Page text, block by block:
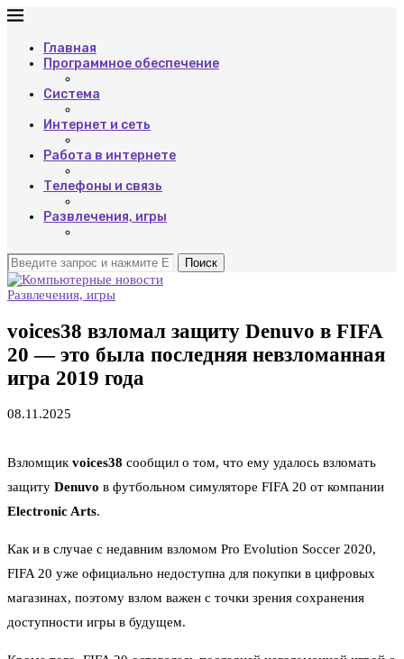
Главная
Программное обеспечение
Система
Интернет и сеть
Работа в интернете
Телефоны и связь
Развлечения, игры
Поиск
Развлечения, игры
voices38 взломал защиту Denuvo в FIFA
20 — это была последняя невзломанная
игра 2019 года
08.11.2025
Взломщикvoices38 сообщил о том, что ему удалось взломать
защиту Denuvo в футбольном симуляторе FIFA 20 от компании
Electronic Arts.
Как и в случае с недавним взломом Pro Evolution Soccer 2020,
FIFA 20 уже официально недоступна для покупки в цифровых
магазинах, поэтому взлом важен с точки зрения сохранения
доступности игры в будущем.